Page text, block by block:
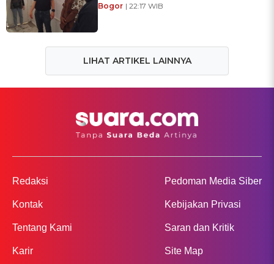
Bogor | 22:17 WIB
LIHAT ARTIKEL LAINNYA
Redaksi
Kontak
Tentang Kami
Karir
Pedoman Media Siber
Kebijakan Privasi
Saran dan Kritik
Site Map